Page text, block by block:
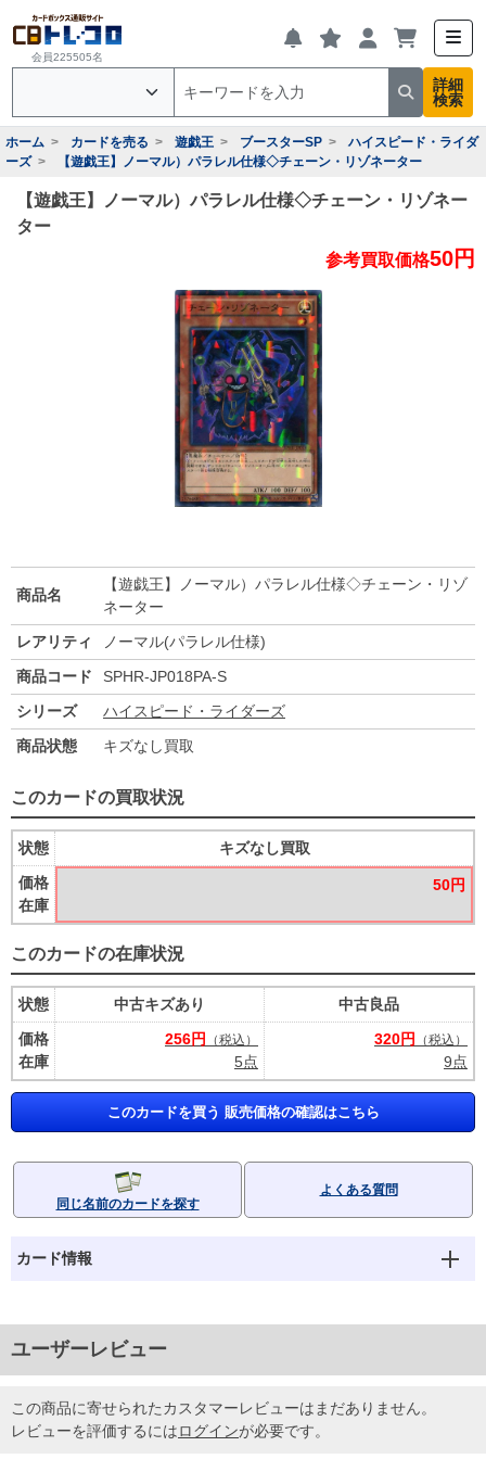
会員225505名
詳細
検索
ホーム カードを売る 遊戯王 ブースターSP
ハイスピード・ライダ
ーズ
【遊戯王】ノーマル）パラレル仕様◇チェーン・リゾネーター
【遊戯王】ノーマル）パラレル仕様◇チェーン・リゾネー
ター
参考買取価格50円
商品名
【遊戯王】ノーマル）パラレル仕様◇チェーン・リゾ
ネーター
レアリティ
ノーマル(パラレル仕様)
商品コード
SPHR-JP018PA-S
シリーズ
ハイスピード・ライダーズ
商品状態
キズなし買取
このカードの買取状況
状態
価格
在庫
キズなし買取
50円
このカードの在庫状況
状態
価格
在庫
中古キズあり
256円
（税込）
5点
中古良品
320円
（税込）
9点
このカードを買う 販売価格の確認はこちら
同じ名前のカードを探す
よくある質問
カード情報
ユーザーレビュー
この商品に寄せられたカスタマーレビューはまだありません。
レビューを評価するにはログインが必要です。